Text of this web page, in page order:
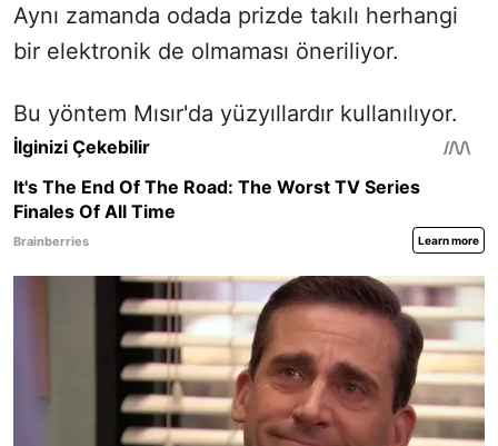
Aynı zamanda odada prizde takılı herhangi
bir elektronik de olmaması öneriliyor.
Bu yöntem Mısır'da yüzyıllardır kullanılıyor.